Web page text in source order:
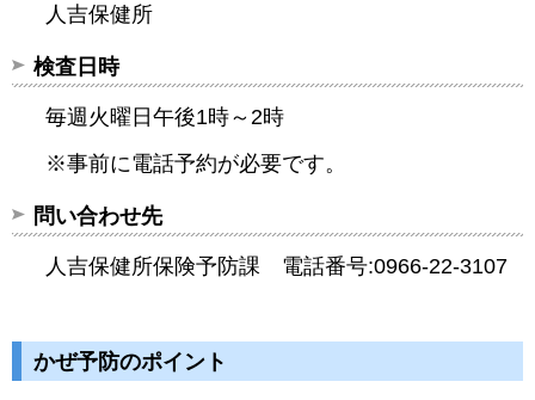
人吉保健所
検査日時
毎週火曜日午後1時～2時
※事前に電話予約が必要です。
問い合わせ先
人吉保健所保険予防課 電話番号:0966-22-3107
かぜ予防のポイント